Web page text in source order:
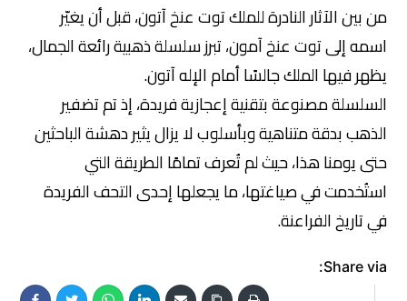
من بين الآثار النادرة للملك توت عنخ آتون، قبل أن يغيّر
اسمه إلى توت عنخ آمون، تبرز سلسلة ذهبية رائعة الجمال،
يظهر فيها الملك جالسًا أمام الإله آتون.
السلسلة مصنوعة بتقنية إعجازية فريدة، إذ تم تضفير
الذهب بدقة متناهية وبأسلوب لا يزال يثير دهشة الباحثين
حتى يومنا هذا، حيث لم تُعرف تمامًا الطريقة التي
استُخدمت في صياغتها، ما يجعلها إحدى التحف الفريدة
في تاريخ الفراعنة.
Share via: